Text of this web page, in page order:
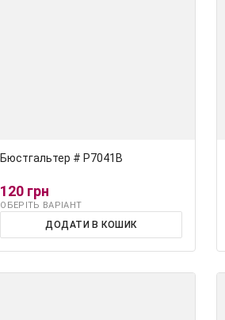
Бюстгальтер # Р7041В
120 грн
ОБЕРІТЬ ВАРІАНТ
ДОДАТИ В КОШИК